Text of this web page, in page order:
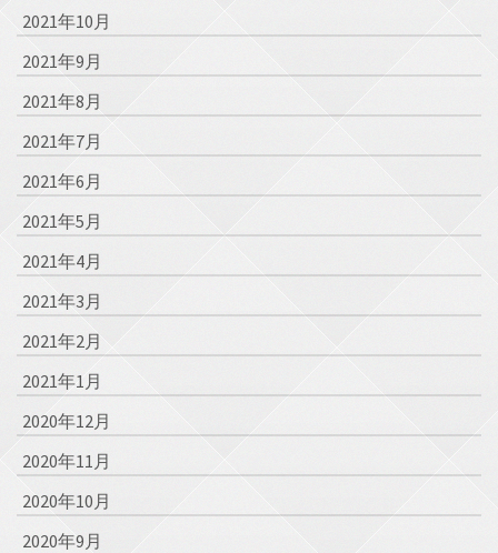
2021年10月
2021年9月
2021年8月
2021年7月
2021年6月
2021年5月
2021年4月
2021年3月
2021年2月
2021年1月
2020年12月
2020年11月
2020年10月
2020年9月